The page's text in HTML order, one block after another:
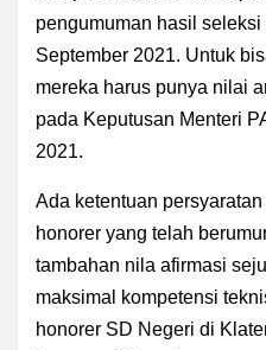
pengumuman hasil
September 2021. Untuk
mereka harus punya nilai
pada Keputusan Menteri
2021.
Ada ketentuan
honorer yang telah
tambahan nila afirmasi
maksimal kompetensi
honorer SD Negeri di